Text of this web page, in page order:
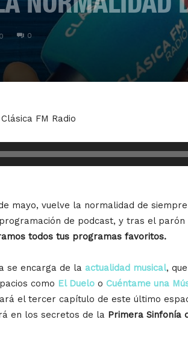
NORMALIDAD
0
FM Radio
mayo, vuelve la normalidad de
de podcast, y tras el parón
todos tus programas favoritos.
se encarga de la actualidad musical,
como El Duelo o Cuéntame una
el tercer capítulo de este último
en los secretos de la Primera Sinfonía